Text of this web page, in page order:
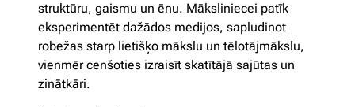
struktūru, gaismu un ēnu. Māksliniecei patīk
eksperimentēt dažādos medijos, sapludinot
robežas starp lietišķo mākslu un tēlotājmākslu,
vienmēr cenšoties izraisīt skatītājā sajūtas un
zinātkāri.